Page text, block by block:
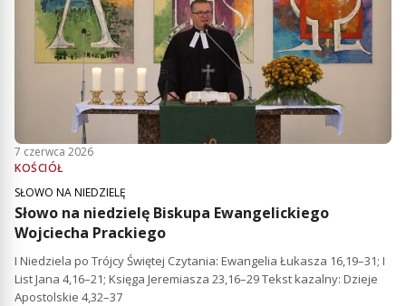
7 czerwca 2026
KOŚCIÓŁ
SŁOWO NA NIEDZIELĘ
Słowo na niedzielę Biskupa Ewangelickiego
Wojciecha Prackiego
I Niedziela po Trójcy Świętej Czytania: Ewangelia Łukasza 16,19–31; I
List Jana 4,16–21; Księga Jeremiasza 23,16–29 Tekst kazalny: Dzieje
Apostolskie 4,32–37